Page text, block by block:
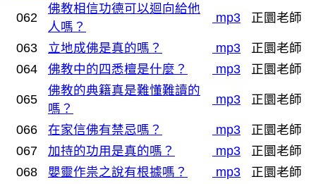
062
佛教相信功德可以迴向給他
人嗎？
mp3 正圜老師
063 立地成佛是真的嗎？ mp3
正圜老師
064
佛教中的四悉檀是什麼？ mp3 正圜老師
065
佛教的典籍真是難懂難讀的
嗎？
mp3 正圜老師
066 在家信佛有禁忌嗎？ mp3
正圜老師
067
加持的功用是真的嗎？ mp3
正圜老師
068
嬰靈作祟之說有根據嗎？ mp3
正圜老師